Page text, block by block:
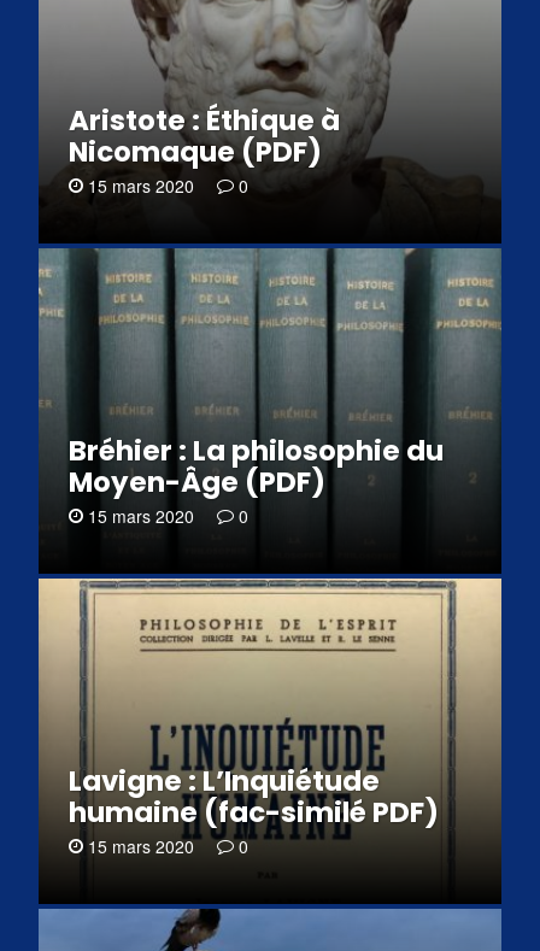
Aristote : Éthique à
Nicomaque (PDF)
15 mars 2020 0
Bréhier : La philosophie du
Moyen-Âge (PDF)
15 mars 2020 0
Lavigne : L’Inquiétude
humaine (fac-similé PDF)
15 mars 2020 0